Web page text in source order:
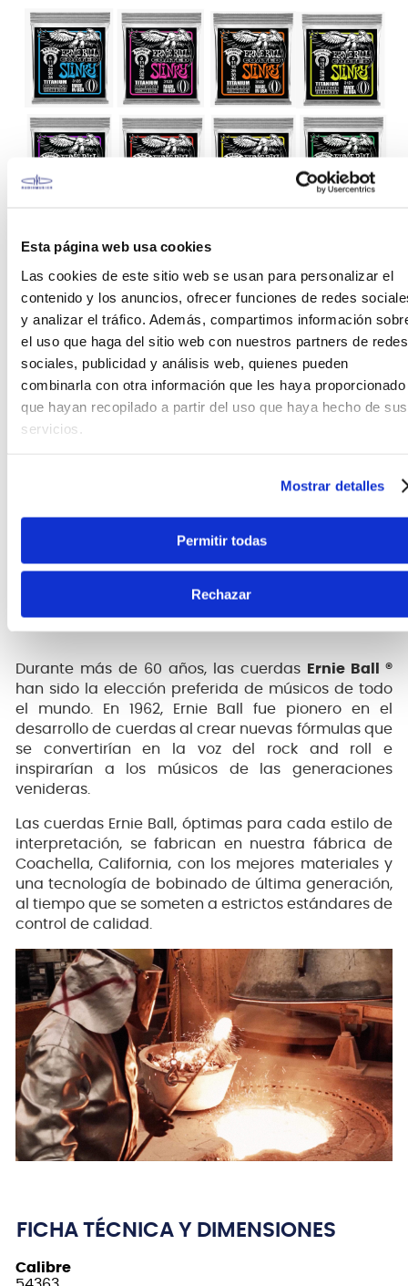
Esta página web usa cookies
Las cookies de este sitio web se usan para personalizar el
contenido y los anuncios, ofrecer funciones de redes
y analizar el tráfico. Además, compartimos información
el uso que haga del sitio web con nuestros partners de redes
sociales, publicidad y análisis web, quienes pueden
combinarla con otra información que les haya proporcionado
que hayan recopilado a partir del uso que haya hecho de sus
servicios.
Mostrar detalles
Permitir todas
Rechazar
Las cuerdas
permiten que cualquier músico consiga la calidad
tonal y el sonido perfecto que está buscando.
Músicos de talla mundial como Eric Clapton, Paul
McCartney, Slash, Metallica y John Mayer confían
en las cuerdas de Ernie Ball para producir sus
sonidos únicos y personales.
Durante más de 60 años, las cuerdas
Ernie Ball ®
han sido la elección preferida de músicos de todo
el mundo. En 1962, Ernie Ball fue pionero en el
desarrollo de cuerdas al crear nuevas fórmulas que
se convertirían en la voz del rock and roll e
inspirarían a los músicos de las generaciones
venideras.
Las cuerdas Ernie Ball, óptimas para cada estilo de
interpretación, se fabrican en nuestra fábrica de
Coachella, California, con los mejores materiales y
una tecnología de bobinado de última generación,
al tiempo que se someten a estrictos estándares de
control de calidad.
FICHA TÉCNICA Y DIMENSIONES
Calibre